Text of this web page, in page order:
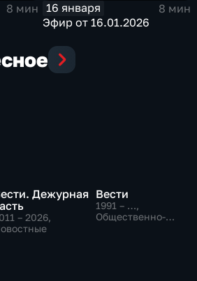
8 мин
16 января
8 мин
Эфир от 16.01.2026
Дежурная
– 2026,
Вести
1991 – …,
Общественно-